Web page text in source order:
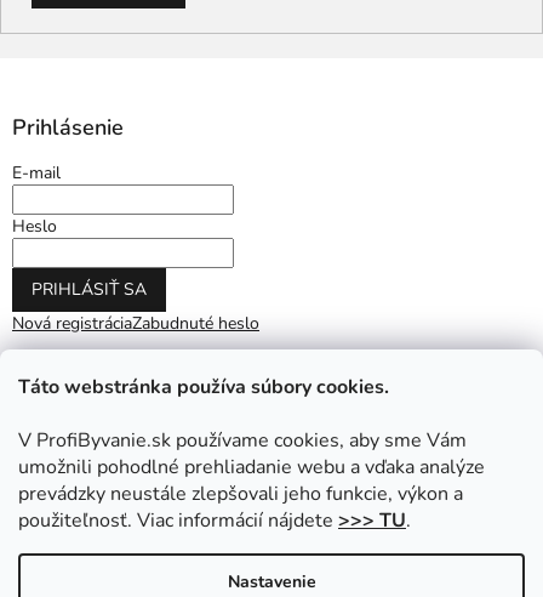
Táto webstránka používa súbory cookies.
V ProfiByvanie.sk používame cookies, aby sme Vám
umožnili pohodlné prehliadanie webu a vďaka analýze
prevádzky neustále zlepšovali jeho funkcie, výkon a
použiteľnosť. Viac informácií nájdete >>> TU.
Nastavenie
Prihlásenie
E-mail
Heslo
PRIHLÁSIŤ SA
Nová registráciaZabudnuté heslo